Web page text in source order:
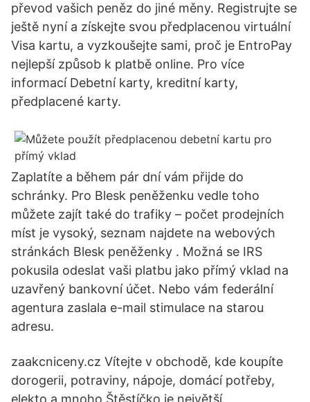
převod vašich peněz do jiné měny. Registrujte se
ještě nyní a získejte svou předplacenou virtuální
Visa kartu, a vyzkoušejte sami, proč je EntroPay
nejlepší způsob k platbě online. Pro více
informací Debetní karty, kreditní karty,
předplacené karty.
Zaplatíte a během pár dní vám přijde do
schránky. Pro Blesk peněženku vedle toho
můžete zajít také do trafiky – počet prodejních
míst je vysoký, seznam najdete na webových
stránkách Blesk peněženky . Možná se IRS
pokusila odeslat vaši platbu jako přímý vklad na
uzavřený bankovní účet. Nebo vám federální
agentura zaslala e-mail stimulace na starou
adresu.
zaakcniceny.cz Vítejte v obchodě, kde koupíte
dorogerii, potraviny, nápoje, domácí potřeby,
elekto a mnoho Štěstíčko je největší